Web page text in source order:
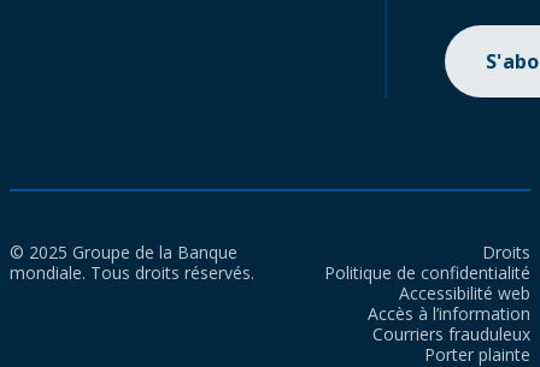
© 2025 Groupe de la Banque
mondiale. Tous droits réservés.
Droits
Politique de confidentialité
Accessibilité web
Accès à l’information
Courriers frauduleux
Porter plainte